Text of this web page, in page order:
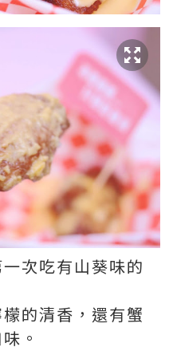
次吃有山葵味的
的清香，還有蟹
。